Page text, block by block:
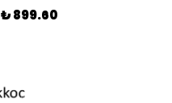
₺ 899.60